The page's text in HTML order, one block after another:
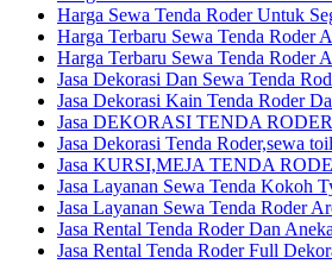
Harga Sewa Tenda Roder Untuk
Harga Terbaru Sewa Tenda Roder
Harga Terbaru Sewa Tenda Roder
Jasa Dekorasi Dan Sewa Tenda
Jasa Dekorasi Kain Tenda Roder
Jasa DEKORASI TENDA
Jasa Dekorasi Tenda Roder,sewa
Jasa KURSI,MEJA TENDA
Jasa Layanan Sewa Tenda Kokoh
Jasa Layanan Sewa Tenda Roder
Jasa Rental Tenda Roder Dan
Jasa Rental Tenda Roder Full